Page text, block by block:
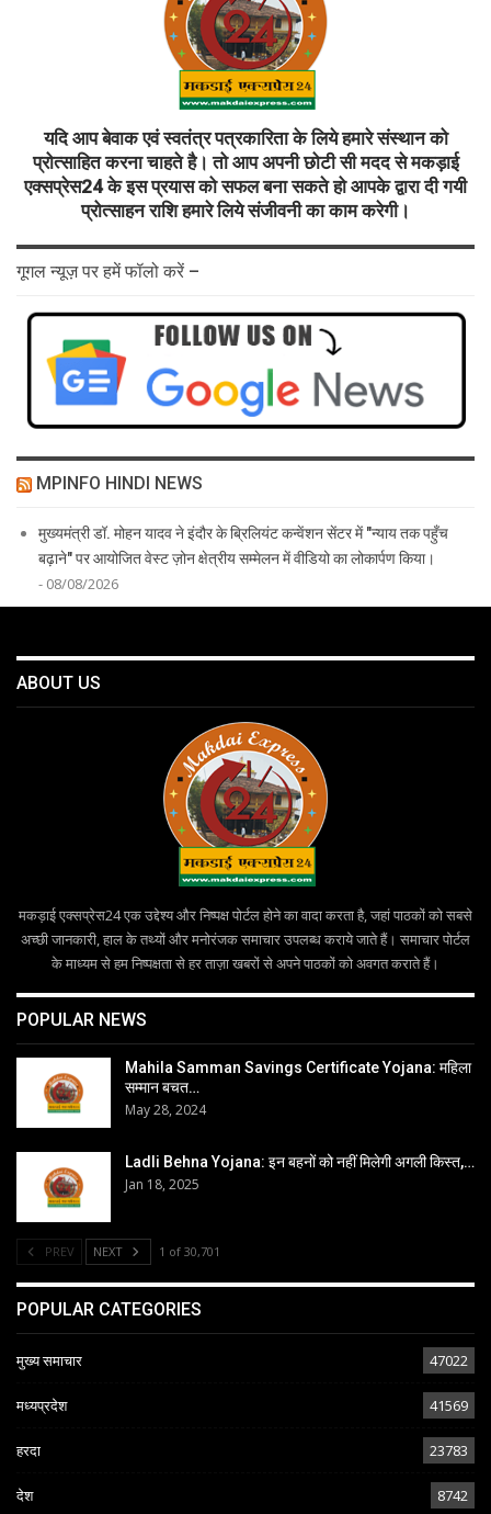
यदि आप बेवाक एवं स्वतंत्र पत्रकारिता के लिये हमारे संस्थान को
प्रोत्साहित करना चाहते है। तो आप अपनी छोटी सी मदद से मकड़ाई
एक्सप्रेस24 के इस प्रयास को सफल बना सकते हो आपके द्वारा दी गयी
प्रोत्साहन राशि हमारे लिये संजीवनी का काम करेगी।
गूगल न्यूज़ पर हमें फॉलो करें –
MPINFO HINDI NEWS
मुख्यमंत्री डॉ. मोहन यादव ने इंदौर के ब्रिलियंट कन्वेंशन सेंटर में "न्याय तक पहुँच
बढ़ाने" पर आयोजित वेस्ट ज़ोन क्षेत्रीय सम्मेलन में वीडियो का लोकार्पण किया।
- 08/08/2026
ABOUT US
मकड़ाई एक्सप्रेस24 एक उद्देश्य और निष्पक्ष पोर्टल होने का वादा करता है, जहां पाठकों को सबसे
अच्छी जानकारी, हाल के तथ्यों और मनोरंजक समाचार उपलब्ध कराये जाते हैं। समाचार पोर्टल
के माध्यम से हम निष्पक्षता से हर ताज़ा खबरों से अपने पाठकों को अवगत कराते हैं।
POPULAR NEWS
Mahila Samman Savings Certificate Yojana: महिला
सम्मान बचत…
May 28, 2024
Ladli Behna Yojana: इन बहनों को नहीं मिलेगी अगली किस्त,…
Jan 18, 2025
PREV NEXT 1 of 30,701
POPULAR CATEGORIES
मुख्य समाचार 47022
मध्यप्रदेश 41569
हरदा 23783
देश 8742